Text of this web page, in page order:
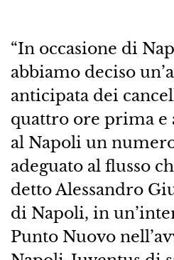
“In occasione di
abbiamo deciso
anticipata dei
quattro ore prima e
al Napoli un
adeguato al flusso
detto Alessandro
di Napoli, in
Punto Nuovo